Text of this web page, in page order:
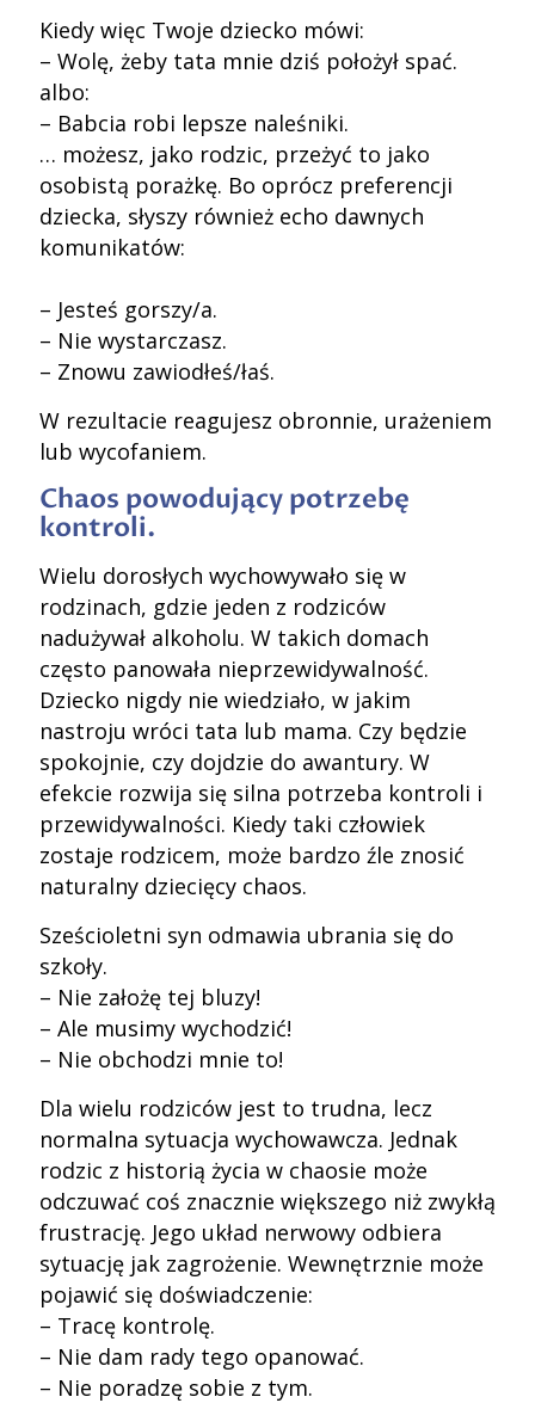
Kiedy więc Twoje dziecko mówi:
– Wolę, żeby tata mnie dziś położył spać.
albo:
– Babcia robi lepsze naleśniki.
… możesz, jako rodzic, przeżyć to jako
osobistą porażkę. Bo oprócz preferencji
dziecka, słyszy również echo dawnych
komunikatów:
– Jesteś gorszy/a.
– Nie wystarczasz.
– Znowu zawiodłeś/łaś.
W rezultacie reagujesz obronnie, urażeniem
lub wycofaniem.
Chaos powodujący potrzebę
kontroli.
Wielu dorosłych wychowywało się w
rodzinach, gdzie jeden z rodziców
nadużywał alkoholu. W takich domach
często panowała nieprzewidywalność.
Dziecko nigdy nie wiedziało, w jakim
nastroju wróci tata lub mama. Czy będzie
spokojnie, czy dojdzie do awantury. W
efekcie rozwija się silna potrzeba kontroli i
przewidywalności. Kiedy taki człowiek
zostaje rodzicem, może bardzo źle znosić
naturalny dziecięcy chaos.
Sześcioletni syn odmawia ubrania się do
szkoły.
– Nie założę tej bluzy!
– Ale musimy wychodzić!
– Nie obchodzi mnie to!
Dla wielu rodziców jest to trudna, lecz
normalna sytuacja wychowawcza. Jednak
rodzic z historią życia w chaosie może
odczuwać coś znacznie większego niż zwykłą
frustrację. Jego układ nerwowy odbiera
sytuację jak zagrożenie. Wewnętrznie może
pojawić się doświadczenie:
– Tracę kontrolę.
– Nie dam rady tego opanować.
– Nie poradzę sobie z tym.